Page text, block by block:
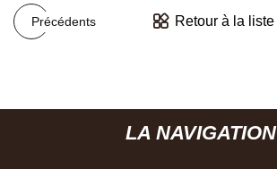
Précédents Retour à la liste
LA NAVIGATION